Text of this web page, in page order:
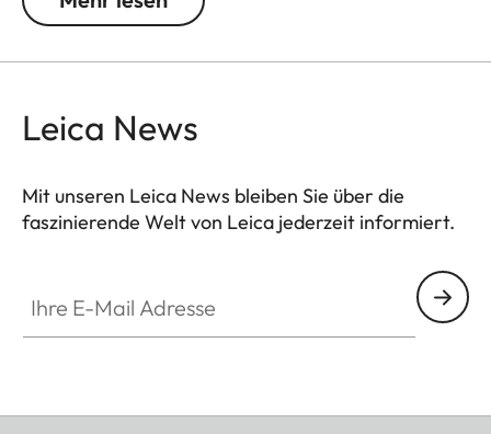
Länge bis 80 mm.
Leica News
Mit unseren Leica News bleiben Sie über die
faszinierende Welt von Leica jederzeit informiert.